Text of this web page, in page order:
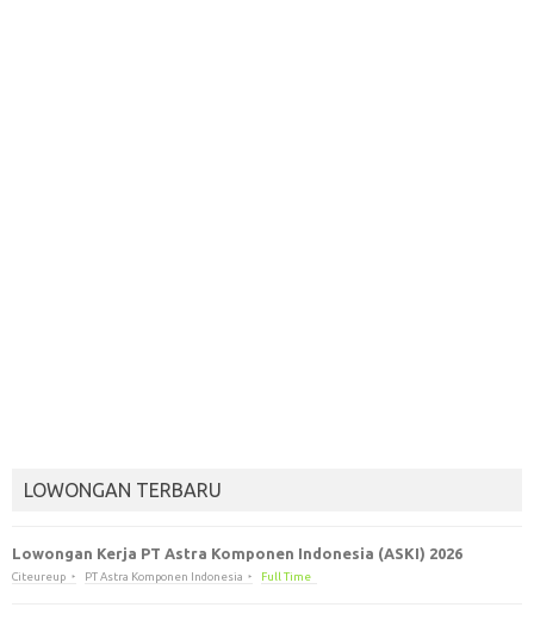
LOWONGAN TERBARU
Lowongan Kerja PT Astra Komponen Indonesia (ASKI) 2026
Citeureup PT Astra Komponen Indonesia Full Time